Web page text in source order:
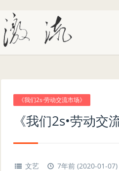
《我们2s·劳动交流市场》
《我们2s•劳动
文艺 7年前 (2020-01-07)